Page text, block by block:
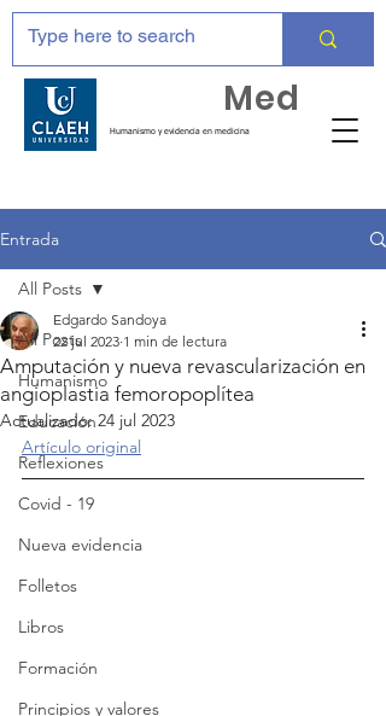
Humanismo y evidencia en medicina
Med
Entrada
All Posts
Humanismo
Educación
Reflexiones
Covid - 19
Nueva evidencia
Folletos
Libros
Formación
Principios y valores
All Posts
Amputación y nueva revascularización en
angioplastia femoropoplítea
Edgardo Sandoya
22 jul 2023 1 min de lectura
Actualizado:24 jul 2023
Artículo original